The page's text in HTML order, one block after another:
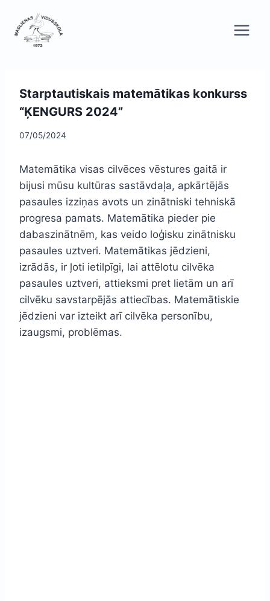
content
Starptautiskais matemātikas konkurss
“ĶENGURS 2024”
07/05/2024
Matemātika visas cilvēces vēstures gaitā ir
bijusi mūsu kultūras sastāvdaļa, apkārtējās
pasaules izziņas avots un zinātniski tehniskā
progresa pamats. Matemātika pieder pie
dabaszinātnēm, kas veido loģisku zinātnisku
pasaules uztveri. Matemātikas jēdzieni,
izrādās, ir ļoti ietilpīgi, lai attēlotu cilvēka
pasaules uztveri, attieksmi pret lietām un arī
cilvēku savstarpējās attiecības. Matemātiskie
jēdzieni var izteikt arī cilvēka personību,
izaugsmi, problēmas.